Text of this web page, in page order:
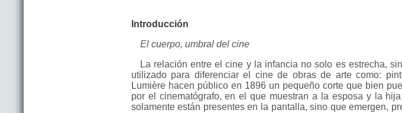
Introducción
El cuerpo, umbral del cine
La relación entre el cine y la infancia no solo es estrecha,
utilizado para diferenciar el cine de obras de arte como:
Lumière hacen público en 1896 un pequeño corte que bien
por el cinematógrafo, en el que muestran a la esposa y la
solamente están presentes en la pantalla, sino que emergen,